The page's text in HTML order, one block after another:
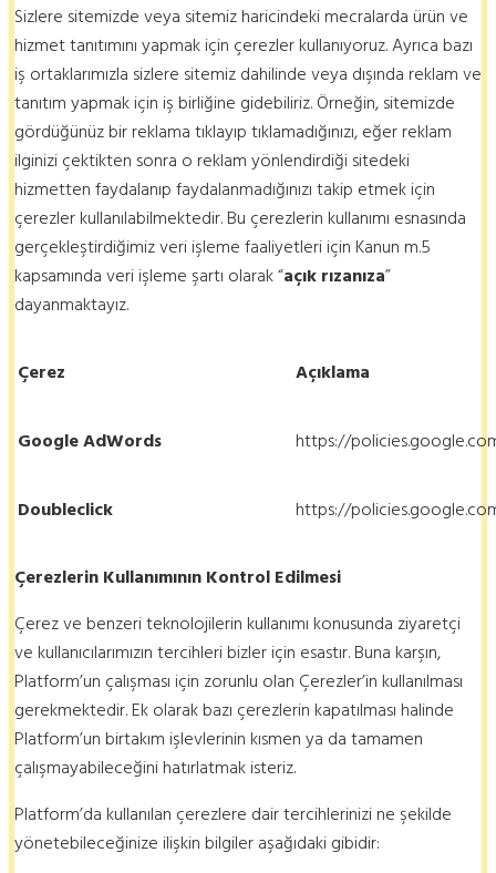
Sizlere sitemizde veya sitemiz haricindeki mecralarda ürün ve
hizmet tanıtımını yapmak için çerezler kullanıyoruz. Ayrıca bazı
iş ortaklarımızla sizlere sitemiz dahilinde veya dışında reklam ve
tanıtım yapmak için iş birliğine gidebiliriz. Örneğin, sitemizde
gördüğünüz bir reklama tıklayıp tıklamadığınızı, eğer reklam
ilginizi çektikten sonra o reklam yönlendirdiği sitedeki
hizmetten faydalanıp faydalanmadığınızı takip etmek için
çerezler kullanılabilmektedir. Bu çerezlerin kullanımı esnasında
gerçekleştirdiğimiz veri işleme faaliyetleri için Kanun m.5
kapsamında veri işleme şartı olarak “açık rızanıza”
dayanmaktayız.
Çerez Açıklama
Google AdWords https://
Doubleclick https://
Çerezlerin Kullanımının Kontrol Edilmesi
Çerez ve benzeri teknolojilerin kullanımı konusunda ziyaretçi
ve kullanıcılarımızın tercihleri bizler için esastır. Buna karşın,
Platform’un çalışması için zorunlu olan Çerezler’in kullanılması
gerekmektedir. Ek olarak bazı çerezlerin kapatılması halinde
Platform’un birtakım işlevlerinin kısmen ya da tamamen
çalışmayabileceğini hatırlatmak isteriz.
Platform’da kullanılan çerezlere dair tercihlerinizi ne şekilde
yönetebileceğinize ilişkin bilgiler aşağıdaki gibidir: